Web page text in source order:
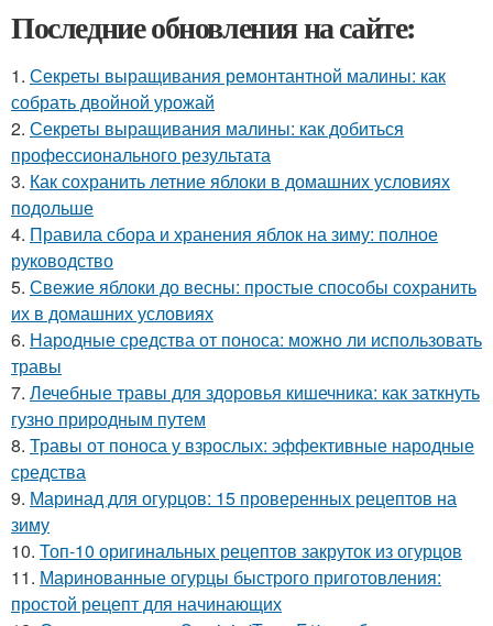
Последние обновления на сайте:
1. Секреты выращивания ремонтантной малины: как
собрать двойной урожай
2. Секреты выращивания малины: как добиться
профессионального результата
3. Как сохранить летние яблоки в домашних условиях
подольше
4. Правила сбора и хранения яблок на зиму: полное
руководство
5. Свежие яблоки до весны: простые способы сохранить
их в домашних условиях
6. Народные средства от поноса: можно ли использовать
травы
7. Лечебные травы для здоровья кишечника: как заткнуть
гузно природным путем
8. Травы от поноса у взрослых: эффективные народные
средства
9. Маринад для огурцов: 15 проверенных рецептов на
зиму
10. Топ-10 оригинальных рецептов закруток из огурцов
11. Маринованные огурцы быстрого приготовления:
простой рецепт для начинающих